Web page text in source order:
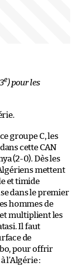
e) pour les
groupe C, les
cette CAN
(2-0). Dès les
mettent
et timide
dans le premier
hommes de
multiplient les
Il faut
de
pour offrir
l’Algérie :